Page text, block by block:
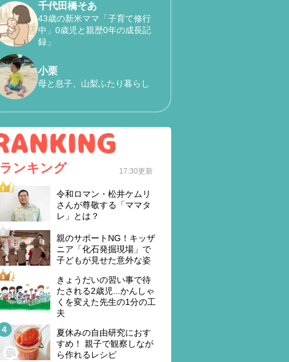
千代田橋そあ
43歳の新米ママ「子育て修行
中」0歳児と親歴0年の成長記
録」
小栗
母と息子、山梨ふたり暮らし
ランキング 17:30更新
令和ロマン・松井ケムリ
さんが尊敬する「ママタ
レ」とは？
親のサポートNG！キッザ
ニア「化石発掘現場」で
子どもが見せた意外な姿
きょうだいの習い事で待
たされる2歳児...かんしゃ
くを変えた先生の1分の工
夫
夏休みの自由研究におす
すめ！ 親子で観察しなが
ら作れるレシピ